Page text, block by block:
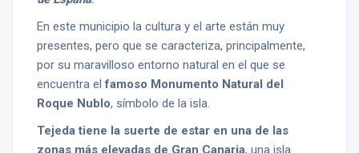
En este municipio la cultura y el arte están muy
presentes, pero que se caracteriza, principalmente,
por su maravilloso entorno natural en el que se
encuentra elfamoso Monumento Natural del
Roque Nublo, símbolo de la isla.
Tejeda tiene la suerte de estar en una de las
zonas más elevadas de Gran Canaria, una isla